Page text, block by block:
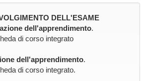
DELL'ESAME
dell'apprendimento.
di corso integrato
dell'apprendimento.
di corso integrato.